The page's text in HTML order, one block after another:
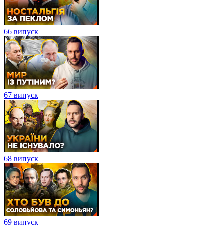
66 випуск
67 випуск
68 випуск
69 випуск